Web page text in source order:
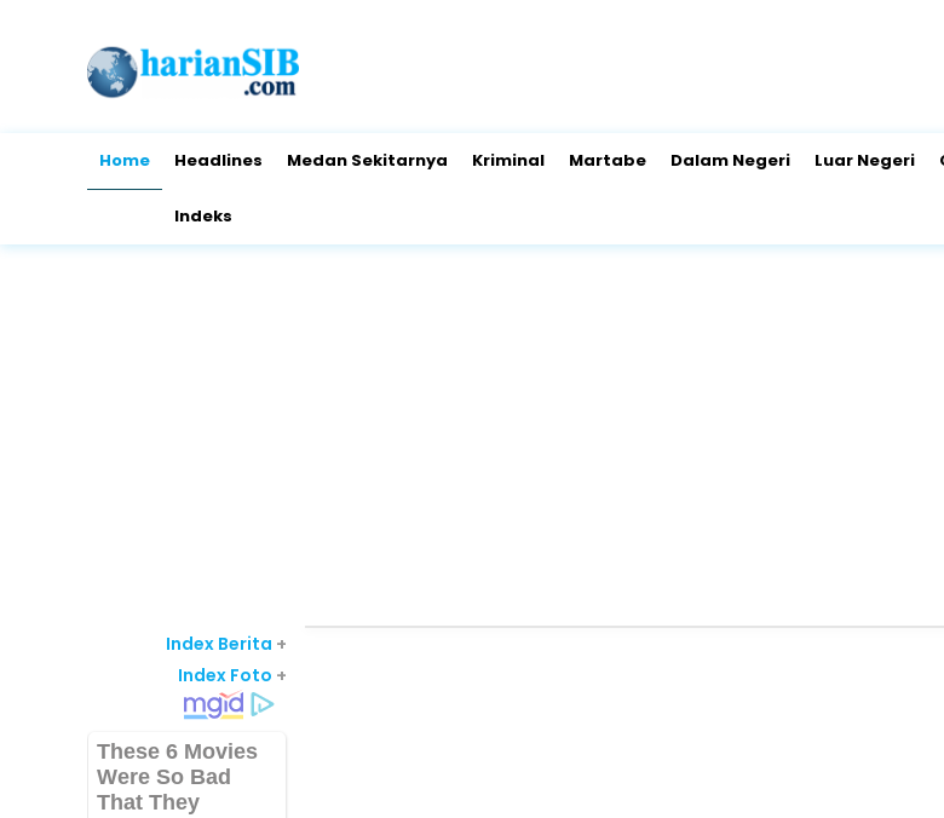
Home Headlines Medan Sekitarnya Kriminal Martabe Dalam Negeri Luar Negeri
Indeks
Index Berita +
Index Foto +